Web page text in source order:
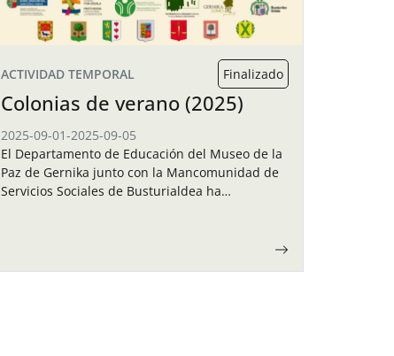
ACTIVIDAD TEMPORAL Finalizado
Colonias de verano (2025)
2025-09-01-2025-09-05
El Departamento de Educación del Museo de la
Paz de Gernika junto con la Mancomunidad de
Servicios Sociales de Busturialdea ha